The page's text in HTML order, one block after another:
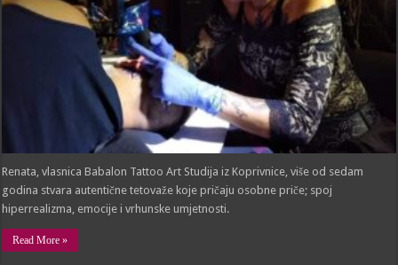
Renata, vlasnica Babalon Tattoo Art Studija iz Koprivnice, više od sedam
godina stvara autentične tetovaže koje pričaju osobne priče; spoj
hiperrealizma, emocije i vrhunske umjetnosti.
Read More »